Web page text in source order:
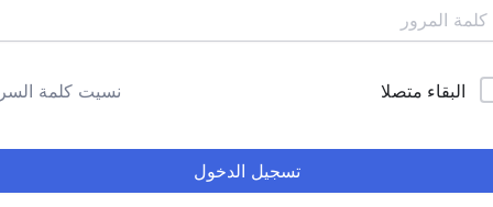
البقاء متصلا نسيت كلمة
تسجيل الدخول